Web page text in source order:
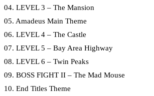
04. LEVEL 3 – The Mansion
05. Amadeus Main Theme
06. LEVEL 4 – The Castle
07. LEVEL 5 – Bay Area Highway
08. LEVEL 6 – Twin Peaks
09. BOSS FIGHT II – The Mad Mouse
10. End Titles Theme